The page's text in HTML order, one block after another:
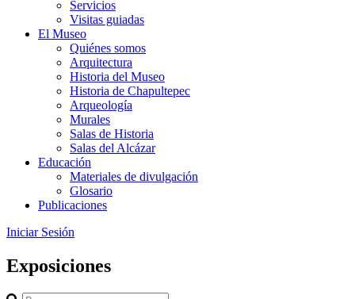
Servicios
Visitas guiadas
El Museo
Quiénes somos
Arquitectura
Historia del Museo
Historia de Chapultepec
Arqueología
Murales
Salas de Historia
Salas del Alcázar
Educación
Materiales de divulgación
Glosario
Publicaciones
Iniciar Sesión
Exposiciones